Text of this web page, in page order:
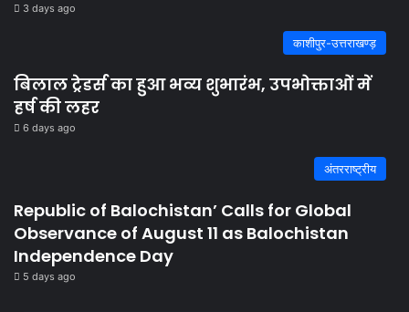
3 days ago
काशीपुर-उत्तराखण्ड़
बिलाल ट्रेडर्स का हुआ भव्य शुभारंभ, उपभोक्ताओं में
हर्ष की लहर
6 days ago
अंतरराष्ट्रीय
Republic of Balochistan’ Calls for Global
Observance of August 11 as Balochistan
Independence Day
5 days ago